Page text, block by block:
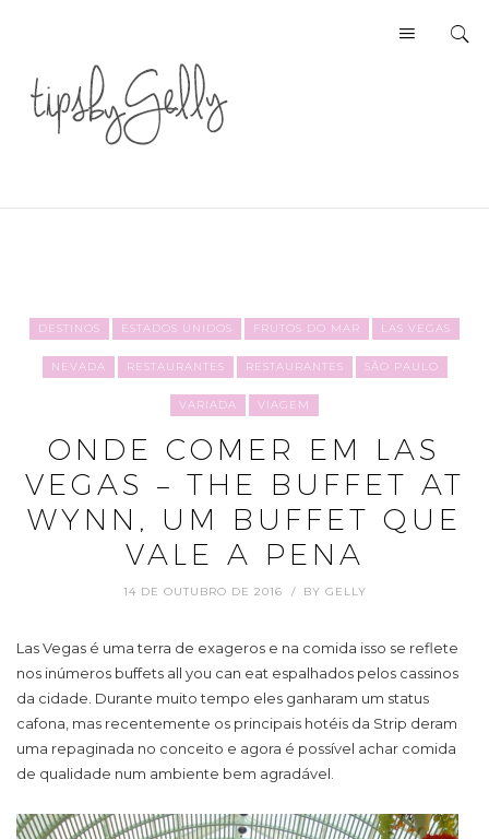
DESTINOS ESTADOS UNIDOS FRUTOS DO MAR LAS VEGAS
NEVADA RESTAURANTES RESTAURANTES SÃO PAULO
VARIADA VIAGEM
ONDE COMER EM LAS
VEGAS – THE BUFFET AT
WYNN, UM BUFFET QUE
VALE A PENA
14 DE OUTUBRO DE 2016 BY GELLY
Las Vegas é uma terra de exageros e na comida isso se reflete
nos inúmeros buffets all you can eat espalhados pelos cassinos
da cidade. Durante muito tempo eles ganharam um status
cafona, mas recentemente os principais hotéis da Strip deram
uma repaginada no conceito e agora é possível achar comida
de qualidade num ambiente bem agradável.